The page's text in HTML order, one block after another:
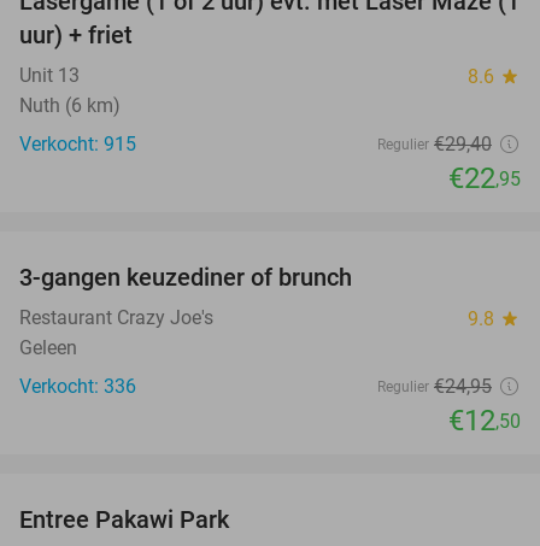
22%
uur) + friet
Unit 13 8.6 star
Nuth (6 km)
Verkocht: 915
Regulier €29,40
€22,95
3-gangen keuzediner of brunch
Restaurant Crazy Joe's 9.8 star
Geleen
Verkocht: 336
Regulier €24,95
€12,50
Entree Pakawi Park